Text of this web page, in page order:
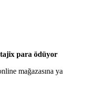
para ödüyor
mağazasına ya